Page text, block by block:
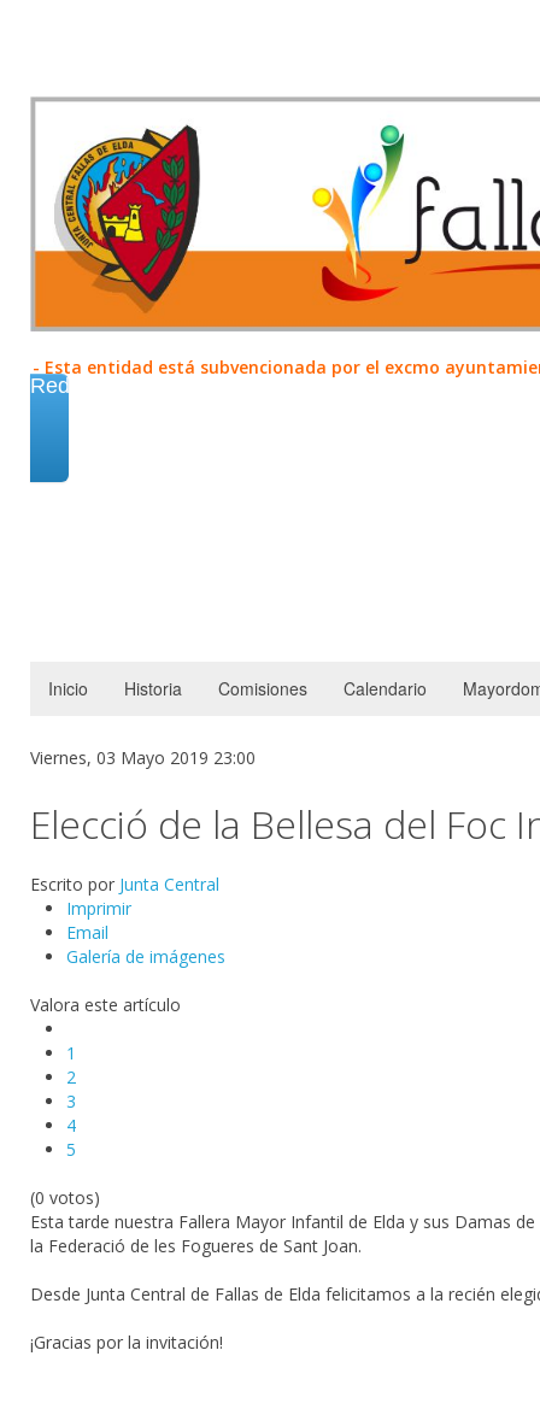
- Esta entidad está subvencionada por el excmo
Redes
Inicio Historia Comisiones Calendario
Viernes, 03 Mayo 2019 23:00
Elecció de la Bellesa del Foc
Escrito por Junta Central
Imprimir
Email
Galería de imágenes
Valora este artículo
1
2
3
4
5
(0 votos)
Esta tarde nuestra Fallera Mayor Infantil de Elda y sus Damas
la Federació de les Fogueres de Sant Joan.
Desde Junta Central de Fallas de Elda felicitamos a la recién
¡Gracias por la invitación!